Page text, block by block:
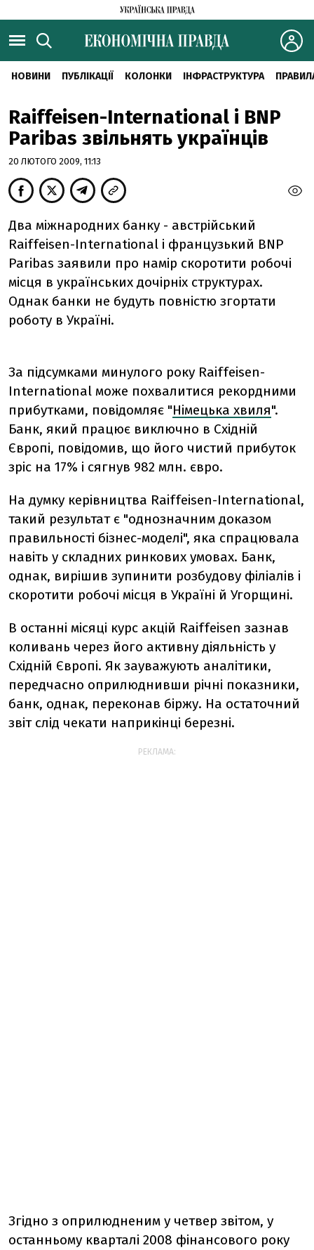
НОВИНИ ПУБЛІКАЦІЇ КОЛОНКИ ІНФРАСТРУКТУРА
Raiffeisen-International і BNP
Paribas звільнять українців
20 ЛЮТОГО 2009, 11:13
Два міжнародних банку - австрійський
Raiffeisen-International і французький BNP
Paribas заявили про намір скоротити робочі
місця в українських дочірніх структурах.
Однак банки не будуть повністю згортати
роботу в Україні.
За підсумками минулого року Raiffeisen-
International може похвалитися рекордними
прибутками, повідомляє "Німецька хвиля".
Банк, який працює виключно в Східній
Європі, повідомив, що його чистий прибуток
зріс на 17% і сягнув 982 млн. євро.
На думку керівництва Raiffeisen-International,
такий результат є "однозначним доказом
правильності бізнес-моделі", яка спрацювала
навіть у складних ринкових умовах. Банк,
однак, вирішив зупинити розбудову філіалів і
скоротити робочі місця в Україні й Угорщині.
В останні місяці курс акцій Raiffeisen зазнав
коливань через його активну діяльність у
Східній Європі. Як зауважують аналітики,
передчасно оприлюднивши річні показники,
банк, однак, переконав біржу. На остаточний
звіт слід чекати наприкінці березні.
РЕКЛАМА:
Згідно з оприлюдненим у четвер звітом, у
останньому кварталі 2008 фінансового року